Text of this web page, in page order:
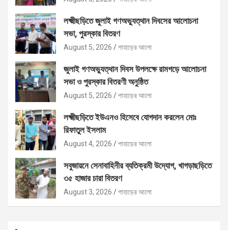
লক্ষ্মীছড়িতে জুলাই গণঅভ্যুত্থান দিবসের আলোচনা
সভা, পুরস্কার বিতরণ
August 5, 2026 পাহাড়ের আলো
জুলাই গণঅভ্যুত্থান দিবস উপলক্ষে রামগড়ে আলোচনা
সভা ও পুরস্কার বিতরণী অনুষ্ঠিত
August 5, 2026 পাহাড়ের আলো
লক্ষ্মীছড়িতে ইউএনও হিসেবে যোগদান করলেন মোঃ
রিফাতুল ইসলাম
August 4, 2026 পাহাড়ের আলো
সবুজায়নে সেনাবাহিনীর ব্যতিক্রমী উদ্যোগ, খাগড়াছড়িতে
৩৫ হাজার চারা বিতরণ
August 3, 2026 পাহাড়ের আলো